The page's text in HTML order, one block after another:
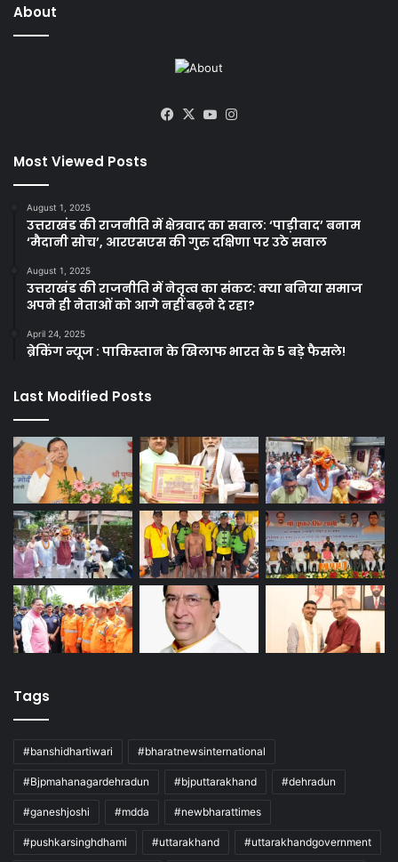
About
Facebook
X YouTube
Most Viewed Posts
August 1, 2025
उत्तराखंड की राजनीति में क्षेत्रवाद का सवाल: ‘पाड़ीवाद’ बनाम
‘मैदानी सोच’, आरएसएस की गुरु दक्षिणा पर उठे सवाल
August 1, 2025
उत्तराखंड की राजनीति में नेतृत्व का संकट: क्या बनिया समाज
अपने ही नेताओं को आगे नहीं बढ़ने दे रहा?
April 24, 2025
ब्रेकिंग न्यूज : पाकिस्तान के खिलाफ भारत के 5 बड़े फैसले!
Last Modified Posts
Tags
#banshidhartiwari #bharatnewsinternational
#Bjpmahanagardehradun #bjputtarakhand #dehradun
#ganeshjoshi #mdda #newbharattimes
#pushkarsinghdhami #uttarakhand #uttarakhandgovernment